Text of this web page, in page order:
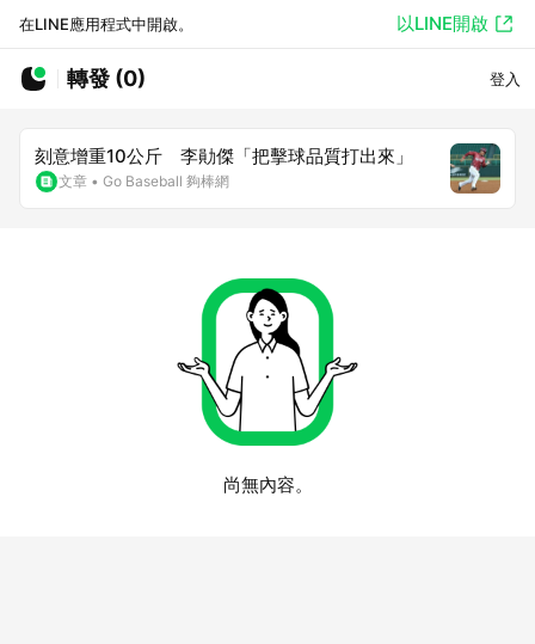
在LINE應用程式中開啟。 以LINE開啟
轉發 (0) 登入
刻意增重10公斤 李勛傑「把擊球品質打出來」
文章 • Go Baseball 夠棒網
尚無內容。